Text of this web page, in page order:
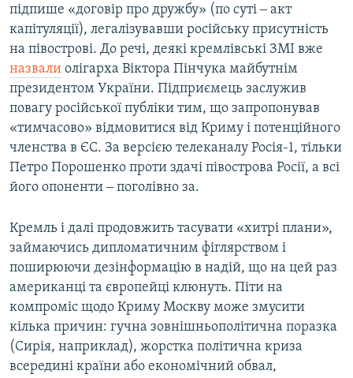
підпише «договір про дружбу» (по суті ‒ акт
капітуляції), легалізувавши російську присутність
на півострові. До речі, деякі кремлівські ЗМІ вже
назвали олігарха Віктора Пінчука майбутнім
президентом України. Підприємець заслужив
повагу російської публіки тим, що запропонував
«тимчасово» відмовитися від Криму і потенційного
членства в ЄС. За версією телеканалу Росія-1, тільки
Петро Порошенко проти здачі півострова Росії, а всі
його опоненти ‒ поголівно за.
Кремль і далі продовжить тасувати «хитрі плани»,
займаючись дипломатичним фіглярством і
поширюючи дезінформацію в надій, що на цей раз
американці та європейці клюнуть. Піти на
компроміс щодо Криму Москву може змусити
кілька причин: гучна зовнішньополітична поразка
(Сирія, наприклад), жорстка політична криза
всередині країни або економічний обвал,